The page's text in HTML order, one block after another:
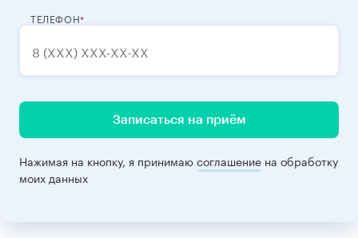
ТЕЛЕФОН
Записаться на приём
Нажимая на кнопку, я принимаюсоглашение на обработку
моих данных